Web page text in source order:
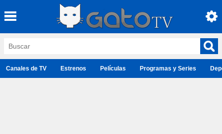
Canales de TV Estrenos Películas Programas y Series